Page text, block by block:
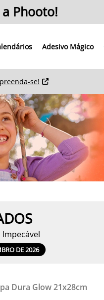
Phooto!
Adesivo Mágico
se!
DE 2026
Dura Glow 21x28cm